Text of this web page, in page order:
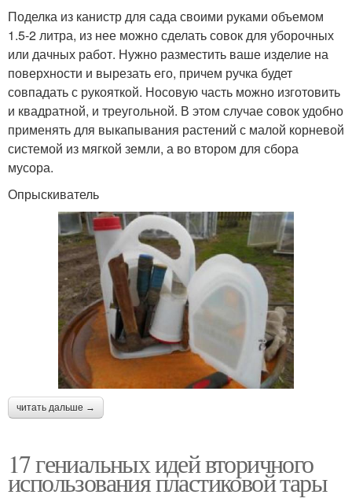
Поделка из канистр для сада своими руками объемом
1.5-2 литра, из нее можно сделать совок для уборочных
или дачных работ. Нужно разместить ваше изделие на
поверхности и вырезать его, причем ручка будет
совпадать с рукояткой. Носовую часть можно изготовить
и квадратной, и треугольной. В этом случае совок удобно
применять для выкапывания растений с малой корневой
системой из мягкой земли, а во втором для сбора
мусора.
Опрыскиватель
читать дальше →
17 гениальных идей вторичного
использования пластиковой тары